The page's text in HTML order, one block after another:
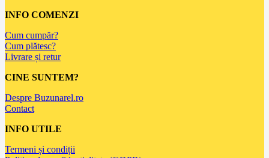
INFO COMENZI
Cum cumpăr?
Cum plătesc?
Livrare și retur
CINE SUNTEM?
Despre Buzunarel.ro
Contact
INFO UTILE
Termeni și condiții